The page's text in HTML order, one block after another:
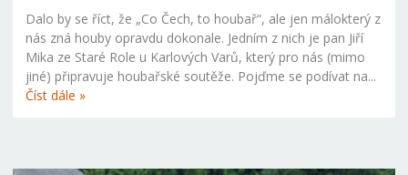
Dalo by se říct, že „Co Čech, to houbař“, ale jen málokterý z
nás zná houby opravdu dokonale. Jedním z nich je pan Jiří
Mika ze Staré Role u Karlových Varů, který pro nás (mimo
jiné) připravuje houbařské soutěže. Pojďme se podívat na...
Číst dále »